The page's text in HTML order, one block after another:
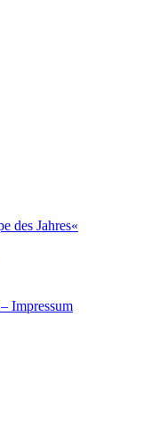
des Jahres«
Impressum